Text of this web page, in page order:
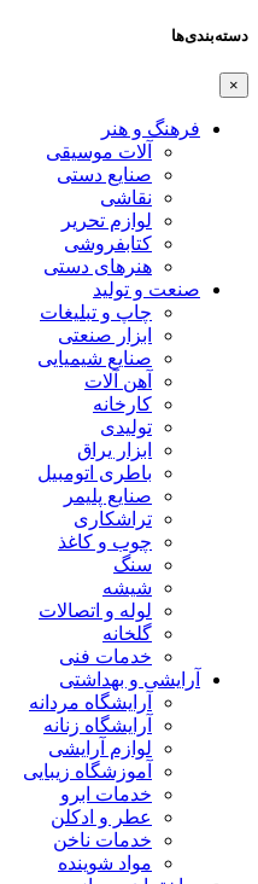
دسته‌بندی‌ها
×
فرهنگ و هنر
آلات موسیقی
صنایع دستی
نقاشی
لوازم تحریر
کتابفروشی
هنرهای دستی
صنعت و تولید
چاپ و تبلیغات
ابزار صنعتی
صنایع شیمیایی
آهن آلات
کارخانه
تولیدی
ابزار یراق
باطری اتومبیل
صنایع پلیمر
تراشکاری
چوب و کاغذ
سنگ
شیشه
لوله و اتصالات
گلخانه
خدمات فنی
آرایشی و بهداشتی
آرایشگاه مردانه
آرایشگاه زنانه
لوازم آرایشی
آموزشگاه زیبایی
خدمات ابرو
عطر و ادکلن
خدمات ناخن
مواد شوینده